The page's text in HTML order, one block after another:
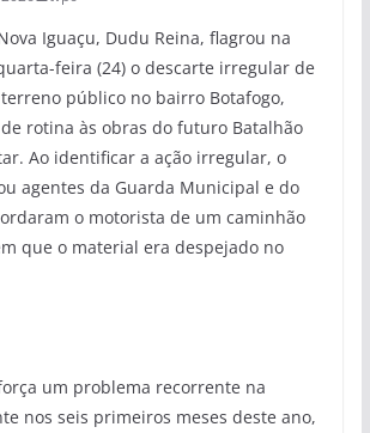
Iguaçu, Dudu Reina, flagrou na
feira (24) o descarte irregular de
público no bairro Botafogo,
rotina às obras do futuro Batalhão
Ao identificar a ação irregular, o
agentes da Guarda Municipal e do
o motorista de um caminhão
que o material era despejado no
um problema recorrente na
nos seis primeiros meses deste ano,